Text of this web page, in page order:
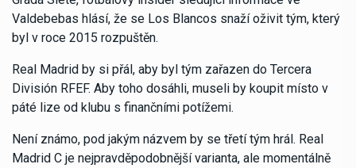
Valdebebas hlásí, že se Los Blancos snaží oživit tým, který
byl v roce 2015 rozpuštěn.
Real Madrid by si přál, aby byl tým zařazen do Tercera
División RFEF. Aby toho dosáhli, museli by koupit místo v
páté lize od klubu s finančními potížemi.
Není známo, pod jakým názvem by se třetí tým hrál. Real
Madrid C je nejpravděpodobnější varianta, ale momentálně